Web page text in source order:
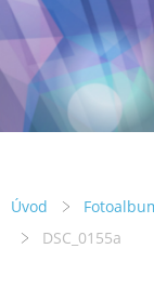
Úvod
DSC_0155a